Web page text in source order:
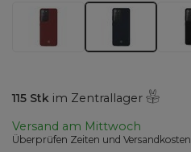
115 Stk im Zentrallager
Versand am Mittwoch
Überprüfen Zeiten und Versandkosten